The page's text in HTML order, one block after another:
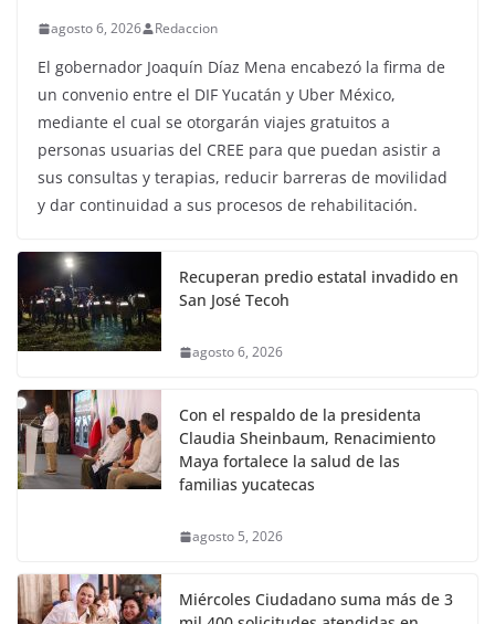
agosto 6, 2026 Redaccion
El gobernador Joaquín Díaz Mena encabezó la firma de
un convenio entre el DIF Yucatán y Uber México,
mediante el cual se otorgarán viajes gratuitos a
personas usuarias del CREE para que puedan asistir a
sus consultas y terapias, reducir barreras de movilidad
y dar continuidad a sus procesos de rehabilitación.
Recuperan predio estatal invadido en
San José Tecoh
agosto 6, 2026
Con el respaldo de la presidenta
Claudia Sheinbaum, Renacimiento
Maya fortalece la salud de las
familias yucatecas
agosto 5, 2026
Miércoles Ciudadano suma más de 3